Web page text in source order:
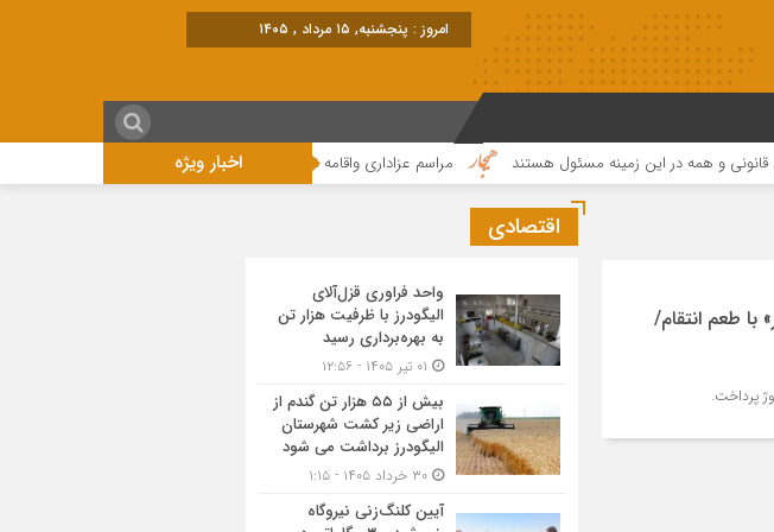
برابر با : Thursday - 6 August - 2026
اخبار ویژه همه در این زمینه مسئول هستند مراسم عزاداری واقامه نماز در روز عاشورای حسینی در الیگودرز برگزار شد+تصویر
طعم انتقام/
اقتصادی
واحد فراوری قزل‌آلای
الیگودرز با ظرفیت هزار تن
به بهره‌برداری رسید
بیش از ۵۵ هزار تن گندم از
اراضی زیر کشت شهرستان
الیگودرز برداشت می شود
آیین کلنگ‌زنی نیروگاه